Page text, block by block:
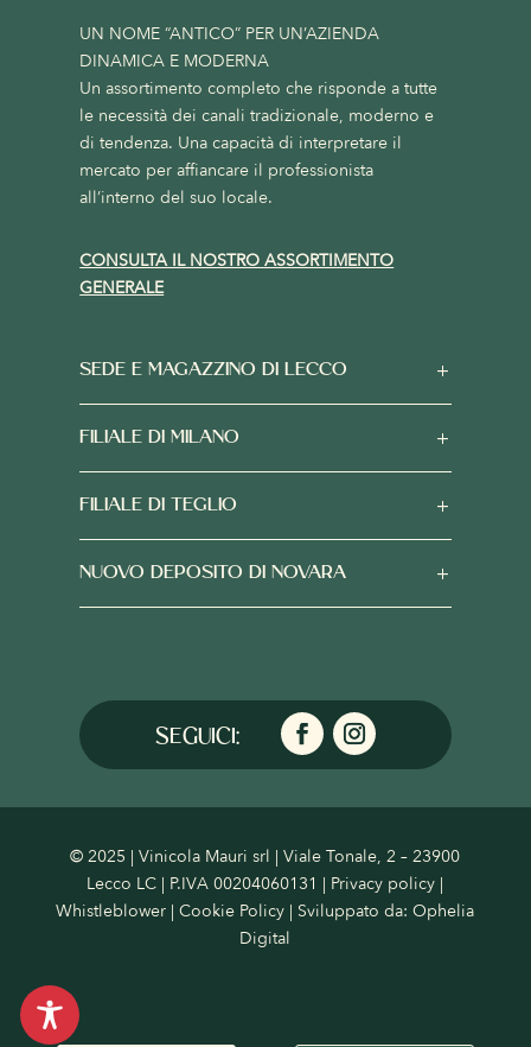
UN NOME “ANTICO” PER UN’AZIENDA
DINAMICA E MODERNA
Un assortimento completo che risponde a tutte
le necessità dei canali tradizionale, moderno e
di tendenza. Una capacità di interpretare il
mercato per affiancare il professionista
all’interno del suo locale.
CONSULTA IL NOSTRO ASSORTIMENTO
GENERALE
SEDE E MAGAZZINO DI LECCO
FILIALE DI MILANO
FILIALE DI TEGLIO
NUOVO DEPOSITO DI NOVARA
© 2025 | Vinicola Mauri srl | Viale Tonale, 2 – 23900
Lecco LC | P.IVA 00204060131 | Privacy policy |
Whistleblower |Cookie Policy | Sviluppato da:Ophelia
Digital